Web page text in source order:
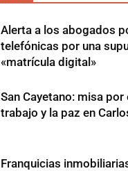
Alerta a los abogados
telefónicas por una
«matrícula digital»
San Cayetano: misa por
trabajo y la paz en
Franquicias